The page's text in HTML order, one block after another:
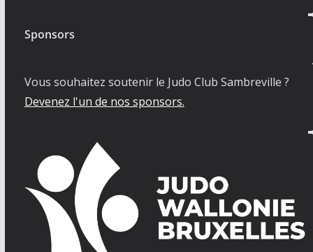
Sponsors
Vous souhaitez soutenir le Judo Club Sambreville ?
Devenez l'un de nos sponsors.